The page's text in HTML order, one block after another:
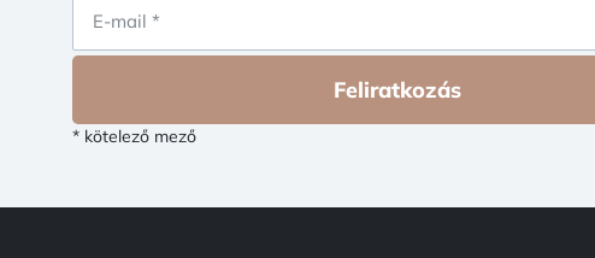
Feliratkozás
* kötelező mező